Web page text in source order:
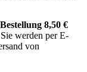
8,50 €
werden per E-
von